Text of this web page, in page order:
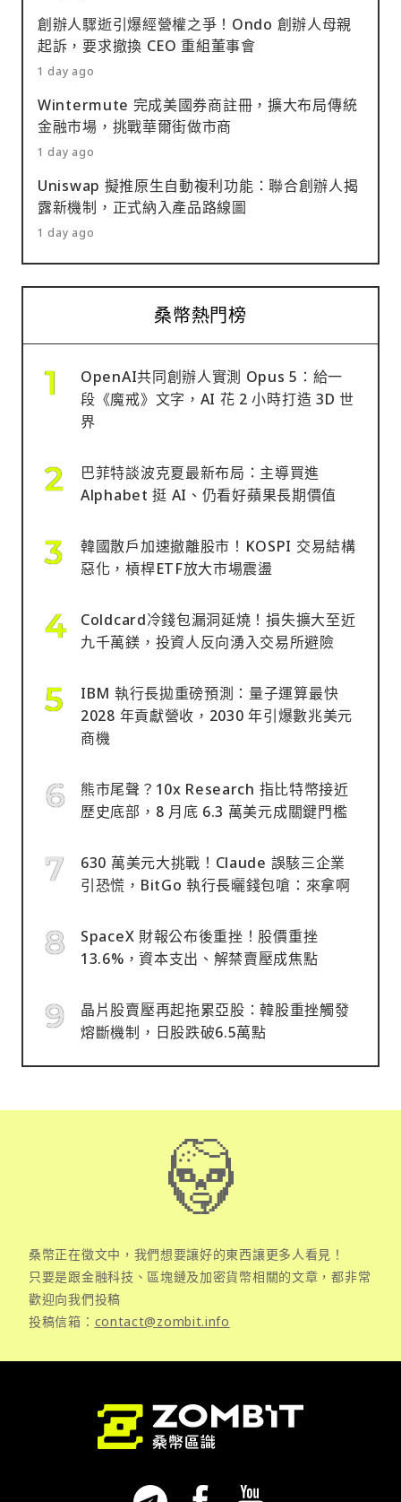
創辦人驟逝引爆經營權之爭！Ondo 創辦人母親
起訴，要求撤換 CEO 重組董事會
1 day ago
Wintermute 完成美國券商註冊，擴大布局傳統
金融市場，挑戰華爾街做市商
1 day ago
Uniswap 擬推原生自動複利功能：聯合創辦人揭
露新機制，正式納入產品路線圖
1 day ago
桑幣熱門榜
OpenAI共同創辦人實測 Opus 5：給一
段《魔戒》文字，AI 花 2 小時打造 3D 世
界
巴菲特談波克夏最新布局：主導買進
Alphabet 挺 AI、仍看好蘋果長期價值
韓國散戶加速撤離股市！KOSPI 交易結構
惡化，槓桿ETF放大市場震盪
Coldcard冷錢包漏洞延燒！損失擴大至近
九千萬鎂，投資人反向湧入交易所避險
IBM 執行長拋重磅預測：量子運算最快
2028 年貢獻營收，2030 年引爆數兆美元
商機
熊市尾聲？10x Research 指比特幣接近
歷史底部，8 月底 6.3 萬美元成關鍵門檻
630 萬美元大挑戰！Claude 誤駭三企業
引恐慌，BitGo 執行長曬錢包嗆：來拿啊
SpaceX 財報公布後重挫！股價重挫
13.6%，資本支出、解禁賣壓成焦點
晶片股賣壓再起拖累亞股：韓股重挫觸發
熔斷機制，日股跌破6.5萬點
桑幣正在徵文中，我們想要讓好的東西讓更多人看見！
只要是跟金融科技、區塊鏈及加密貨幣相關的文章，都非常
歡迎向我們投稿
投稿信箱： contact@zombit.info